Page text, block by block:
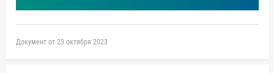
Документ от 23 октября 2023